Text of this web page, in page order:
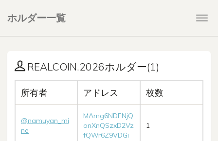
ホルダー一覧
REALCOIN.2026ホルダー(1)
所有者 アドレス 枚数
@namuyan_mi
ne
MAmg6NDFNjQ
onXnQSzxD2Vz
fQWr6Z9VDGi
1